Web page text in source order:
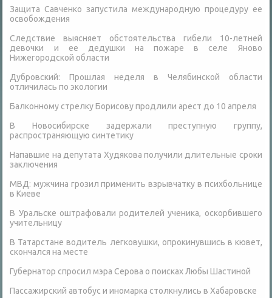
Защита Савченко запустила международную процедуру ее
освобождения
Следствие выясняет обстоятельства гибели 10-летней
девочки и ее дедушки на пожаре в селе Яново
Нижегородской области
Дубровский: Прошлая неделя в Челябинской области
отличилась по экологии
Балконному стрелку Борисову продлили арест до 10 апреля
В Новосибирске задержали преступную группу,
распространяющую синтетику
Напавшие на депутата Худякова получили длительные сроки
заключения
МВД: мужчина грозил применить взрывчатку в психбольнице
в Киеве
В Уральске оштрафовали родителей ученика, оскорбившего
учительницу
В Татарстане водитель легковушки, опрокинувшись в кювет,
скончался на месте
Губернатор спросил мэра Серова о поисках Любы Шастиной
Пассажирский автобус и иномарка столкнулись в Хабаровске